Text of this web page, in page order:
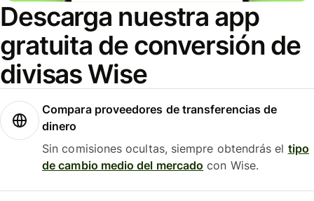
Descarga nuestra app
gratuita de conversión de
divisas Wise
Compara proveedores de transferencias de
dinero
Sin comisiones ocultas, siempre obtendrás el tipo
de cambio medio del mercado con Wise.